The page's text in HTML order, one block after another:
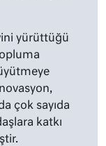
yürüttüğü
çok sayıda
katkı